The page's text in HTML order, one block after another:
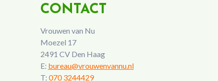
CONTACT
Vrouwen van Nu
Moezel 17
2491 CV Den Haag
E: bureau@vrouwenvannu.nl
T: 070 3244429